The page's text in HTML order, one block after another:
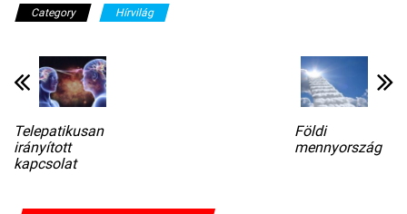
Category Hírvilág
Telepatikusan
irányított
kapcsolat
Földi
mennyország